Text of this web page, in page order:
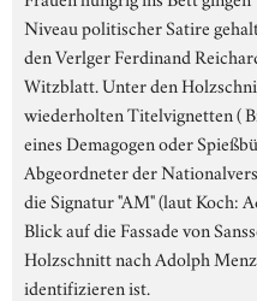
Niveau politischer Satire
den Verlger Ferdinand
Witzblatt. Unter den
wiederholten Titelvignetten (
eines Demagogen oder
Abgeordneter der
die Signatur "AM" (laut Koch:
Blick auf die Fassade von
Holzschnitt nach Adolph
identifizieren ist.